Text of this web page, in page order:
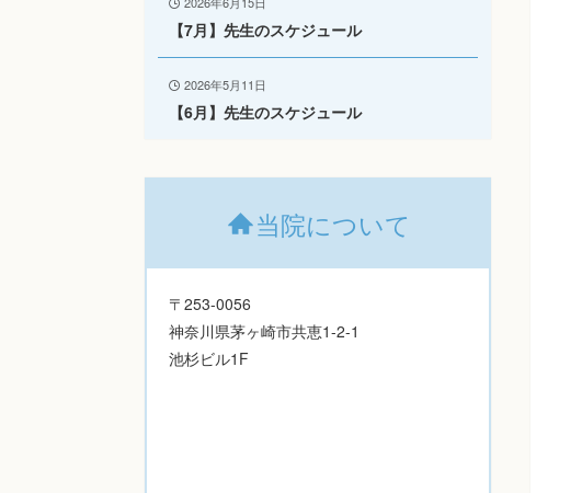
【7月】先生のスケジュール
2026年5月11日
【6月】先生のスケジュール
当院について
〒253-0056
神奈川県茅ヶ崎市共恵1-2-1
池杉ビル1F